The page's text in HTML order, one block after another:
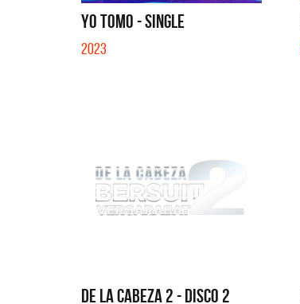
YO TOMO - SINGLE
2023
DE LA CABEZA 2 - DISCO 2